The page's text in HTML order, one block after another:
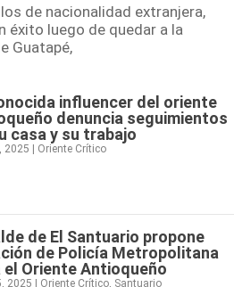
de nacionalidad extranjera,
éxito luego de quedar a la
Guatapé,
influencer del oriente
denuncia seguimientos
casa y su trabajo
2025 Oriente Crítico
de El Santuario propone
de Policía Metropolitana
el Oriente Antioqueño
2025 Oriente Crítico, Santuario